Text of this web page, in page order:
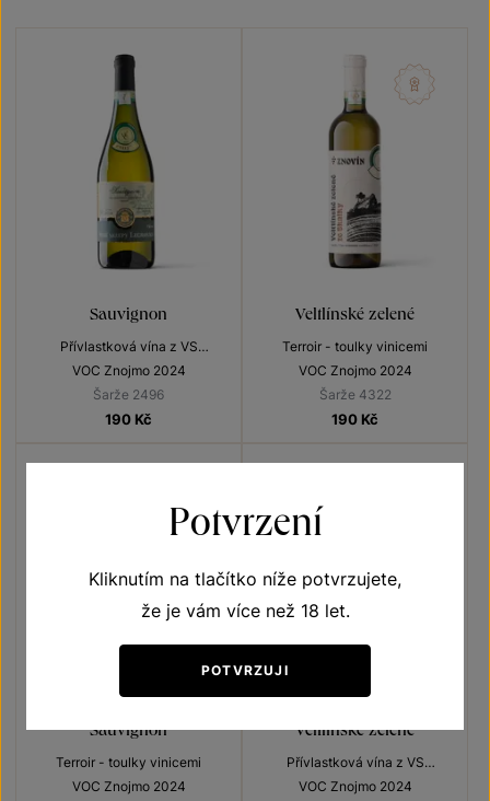
Sauvignon
Přívlastková vína z VS
Lechovice
VOC Znojmo 2024
Šarže 2496
190 Kč
Veltlínské zelené
Terroir - toulky vinicemi
VOC Znojmo 2024
Šarže 4322
190 Kč
Sauvignon
Terroir - toulky vinicemi
VOC Znojmo 2024
Veltlínské zelené
Přívlastková vína z VS
Lechovice
VOC Znojmo 2024
Potvrzení
Kliknutím na tlačítko níže potvrzujete,
že je vám více než 18 let.
POTVRZUJI